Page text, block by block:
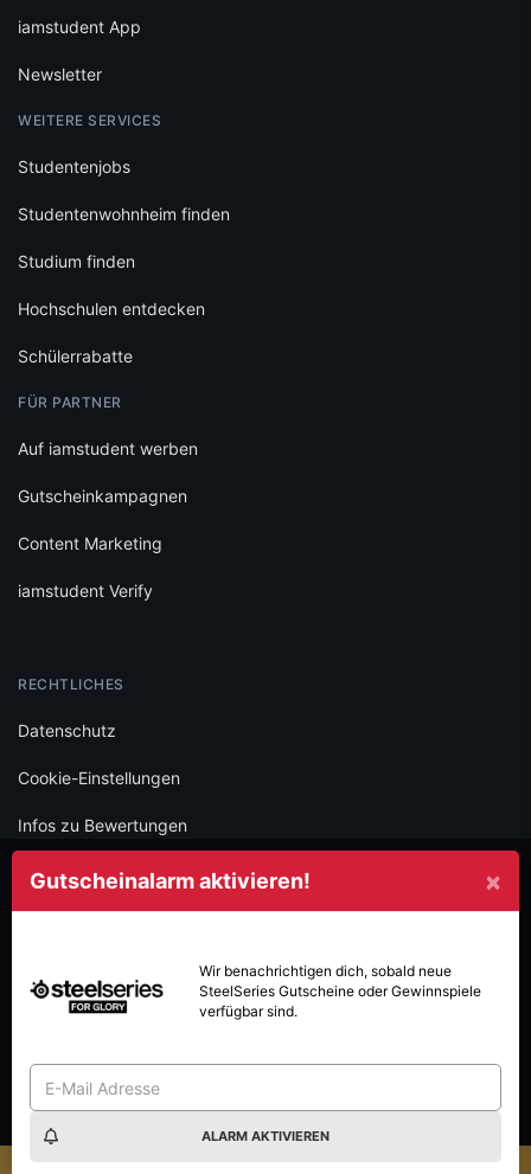
×
Gutscheinalarm aktivieren!
Wir benachrichtigen dich, sobald neue
SteelSeriesGutscheine oder Gewinnspiele
verfügbar sind.
ALARM AKTIVIEREN
iamstudent App
Newsletter
WEITERE SERVICES
Studentenjobs
Studentenwohnheim finden
Studium finden
Hochschulen entdecken
Schülerrabatte
FÜR PARTNER
Auf iamstudent werben
Gutscheinkampagnen
Content Marketing
iamstudent Verify
RECHTLICHES
Datenschutz
Cookie-Einstellungen
Infos zu Bewertungen
AGB
Folge iamstudent und verpasse keine Deals mehr.
Made with
in Vienna.